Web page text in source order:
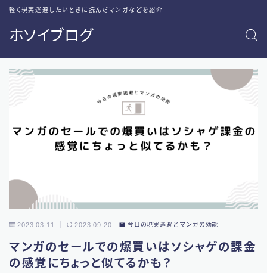
ホソイブログ
軽く現実逃避したいときに読んだマンガなどを紹介
2023.03.11 2023.09.20 今日の現実逃避とマンガの効能
マンガのセールでの爆買いはソシャゲの課金
の感覚にちょっと似てるかも？